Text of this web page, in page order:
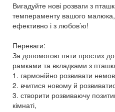
Вигадуйте нові розваги з
темпераменту вашого малюка,
ефективно і з любов’ю!
Переваги:
За допомогою пяти простих
рамками та вкладками з
1. гармонійно розвивати
2. вчитися новому й
3. створити розвиваючу
кімнаті,